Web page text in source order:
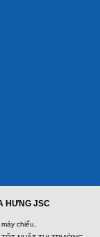
46inch)
HƯNG JSC
chiếu,